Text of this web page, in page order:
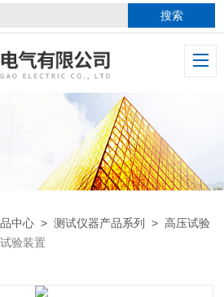
中心 >测试仪器产品系列 >高压试验
验装置